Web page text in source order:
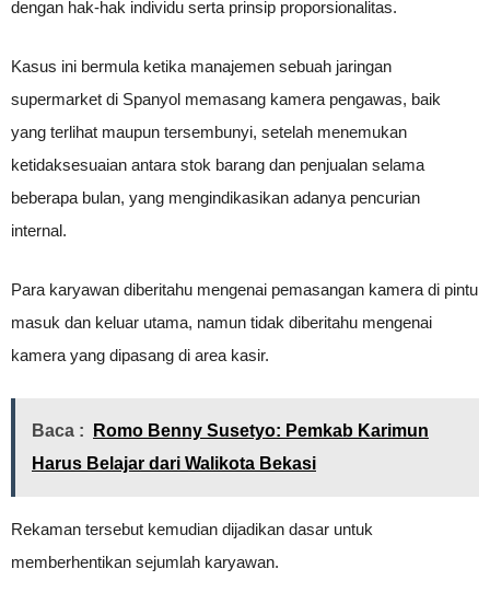
dengan hak-hak individu serta prinsip proporsionalitas.
Kasus ini bermula ketika manajemen sebuah jaringan
supermarket di Spanyol memasang kamera pengawas, baik
yang terlihat maupun tersembunyi, setelah menemukan
ketidaksesuaian antara stok barang dan penjualan selama
beberapa bulan, yang mengindikasikan adanya pencurian
internal.
Para karyawan diberitahu mengenai pemasangan kamera di pintu
masuk dan keluar utama, namun tidak diberitahu mengenai
kamera yang dipasang di area kasir.
Baca :
Romo Benny Susetyo: Pemkab Karimun
Harus Belajar dari Walikota Bekasi
Rekaman tersebut kemudian dijadikan dasar untuk
memberhentikan sejumlah karyawan.